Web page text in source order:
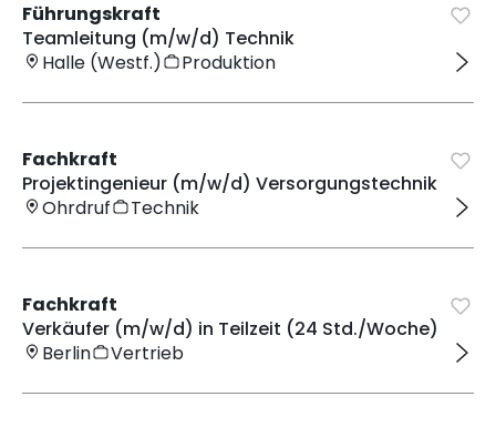
Führungskraft
Teamleitung (m/w/d) Technik
Halle (Westf.)
Produktion
Fachkraft
Projektingenieur (m/w/d) Versorgungstechnik
Ohrdruf
Technik
Fachkraft
Verkäufer (m/w/d) in Teilzeit (24 Std./Woche)
Berlin
Vertrieb